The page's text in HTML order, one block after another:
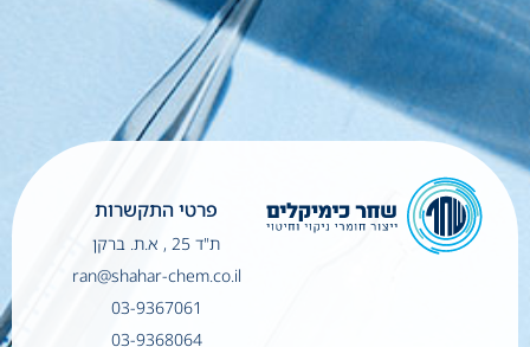
פרטי התקשרות
ת"ד 25 , א.ת. ברקן
ran@shahar-chem.co.il
03-9367061
03-9368064